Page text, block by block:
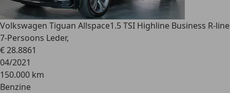
Volkswagen Tiguan Allspace1.5 TSI Highline Business R-line
7-Persoons Leder,
€ 28.8861
04/2021
150.000 km
Benzine